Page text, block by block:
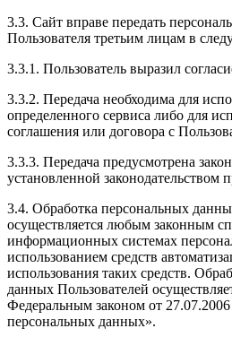
3.3. Сайт вправе передать
Пользователя третьим лицам в
3.3.1. Пользователь выразил
3.3.2. Передача необходима для
определенного сервиса либо для
соглашения или договора с
3.3.3. Передача предусмотрена
установленной законодательством
3.4. Обработка персональных
осуществляется любым законным
информационных системах
использованием средств
использования таких средств.
данных Пользователей
Федеральным законом от
персональных данных».